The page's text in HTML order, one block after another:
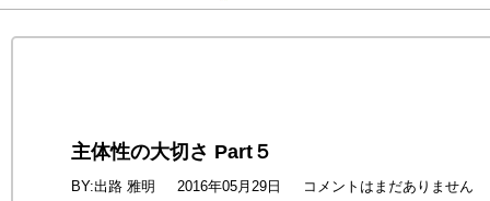
主体性の大切さ Part５
BY:出路 雅明 2016年05月29日 コメントはまだありません